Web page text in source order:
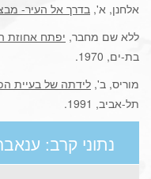
אלחנן, א', בדרך אל העיר- מבצע
ללא שם מחבר, יפתח אחוזת
בת-ים, 1970.
מוריס, ב', לידתה של בעיית
תל-אביב, 1991.
נתוני קרב: